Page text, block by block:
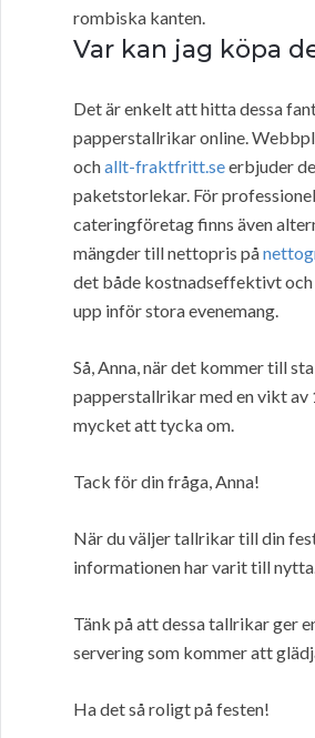
rombiska kanten.
Var kan jag köpa
Det är enkelt att hitta dessa
papperstallrikar online.
ochallt-fraktfritt.seerbjuder
paketstorlekar. För
cateringföretag finns även
mängder till nettopris på
det både kostnadseffektivt
upp inför stora evenemang.
Så, Anna, när det kommer till
papperstallrikar med en vikt av
mycket att tycka om.
Tack för din fråga, Anna!
När du väljer tallrikar till din
informationen har varit till
Tänk på att dessa tallrikar ger
servering som kommer att
Ha det så roligt på festen!